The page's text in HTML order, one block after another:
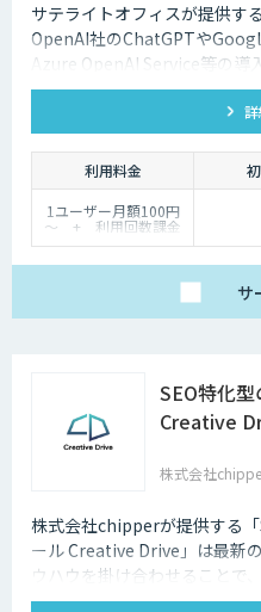
サテライトオフィスが提供す
OpenAI社のChatGPTや
Azure OpenAI Service等の導
で生成AIを活用して企業の業
人向けの生成AIの導入はサテ
い。
利用料金
1ユーザー月額100円
～ + 利用回数課金
サ
SEO特化
Creative
株式会社
株式会社chipperが提供する
ール Creative Drive」は最新
ウハウを掛け合わせることで
執筆によるコンテンツマーケ